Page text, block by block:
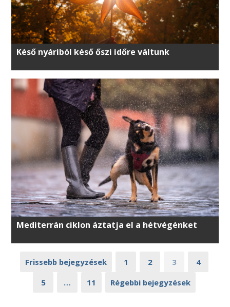
Késő nyáriból késő őszi időre váltunk
Mediterrán ciklon áztatja el a hétvégénket
Frissebb bejegyzések 1 2 3
4
5
… 11 Régebbi bejegyzések